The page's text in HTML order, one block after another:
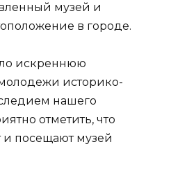
музей и
в городе.
искреннюю
историко-
нашего
отметить, что
посещают музей